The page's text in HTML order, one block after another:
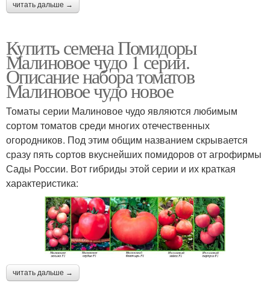
читать дальше →
Купить семена Помидоры
Малиновое чудо 1 серии.
Описание набора томатов
Малиновое чудо новое
Томаты серии Малиновое чудо являются любимым
сортом томатов среди многих отечественных
огородников. Под этим общим названием скрывается
сразу пять сортов вкуснейших помидоров от агрофирмы
Сады России. Вот гибриды этой серии и их краткая
характеристика:
читать дальше →